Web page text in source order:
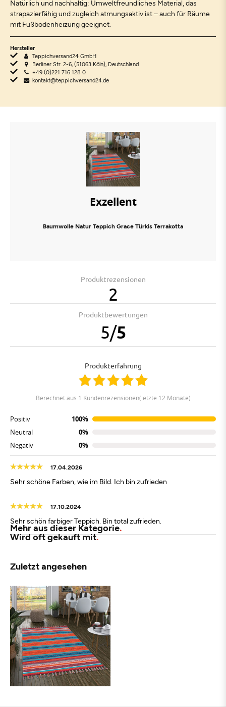
Natürlich und nachhaltig: Umweltfreundliches Material, das
strapazierfähig und zugleich atmungsaktiv ist – auch für Räume
mit Fußbodenheizung geeignet.
Hersteller
Teppichversand24 GmbH
Berliner Str. 2-6, (51063 Köln), Deutschland
+49 (0)221 716 128 0
kontakt@teppichversand24.de
Exzellent
Baumwolle Natur Teppich Grace Türkis Terrakotta
Produktrezensionen
2
Produktbewertungen
5/5
Produkterfahrung
berechnet aus 1 Kundenrezensionen(letzte 12 Monate)
Positiv
100%
Neutral
0%
Negativ
0%
17.04.2026
Sehr schöne Farben, wie im Bild. Ich bin zufrieden
17.10.2024
Sehr schön farbiger Teppich. Bin total zufrieden.
Mehr aus dieser Kategorie
Wird oft gekauft mit
Zuletzt angesehen